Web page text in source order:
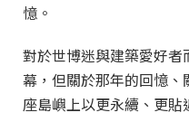
憶。
對於世博迷與建築愛好
幕，但關於那年的回憶
座島嶼上以更永續、更貼